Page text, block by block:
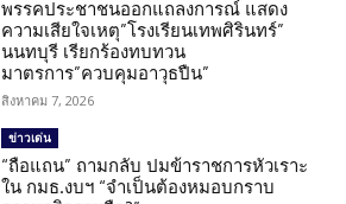
พรรคประชาชนออกแถลงการณ์ แสดง
ความเสียใจเหตุ”โรงเรียนเทพศิรินทร์”
นนทบุรี เรียกร้องทบทวน
มาตรการ”ควบคุมอาวุธปืน”
สิงหาคม 7, 2026
ข่าวเด่น
“ถือแถน” ถามกลับ ปมข้าราชการหัวเราะ
ใน กมธ.งบฯ “จำเป็นต้องหมอบกราบ